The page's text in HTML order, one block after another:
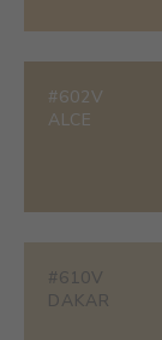
#602V
ALCE
#610V
DAKAR